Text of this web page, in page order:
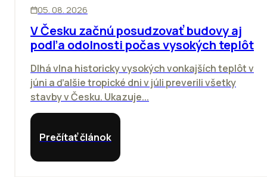
05. 08. 2026
V Česku začnú posudzovať budovy aj
podľa odolnosti počas vysokých teplôt
Dlhá vlna historicky vysokých vonkajších teplôt v
júni a ďalšie tropické dni v júli preverili všetky
stavby v Česku. Ukazuje...
Prečítať článok